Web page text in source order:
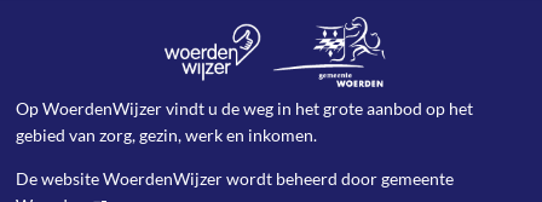
Op WoerdenWijzer vindt u de weg in het grote aanbod op het
gebied van zorg, gezin, werk en inkomen.
De website WoerdenWijzer wordt beheerd doorgemeente